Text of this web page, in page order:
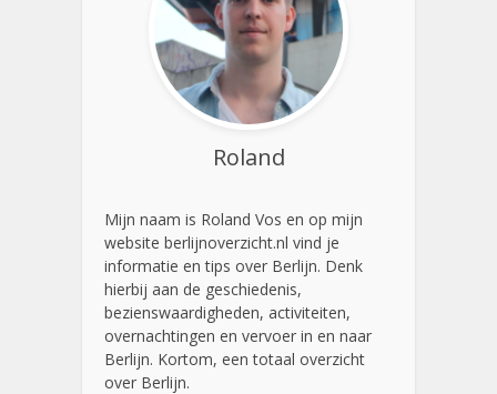
Roland
Mijn naam is Roland Vos en op mijn
website berlijnoverzicht.nl vind je
informatie en tips over Berlijn. Denk
hierbij aan de geschiedenis,
bezienswaardigheden, activiteiten,
overnachtingen en vervoer in en naar
Berlijn. Kortom, een totaal overzicht
over Berlijn.